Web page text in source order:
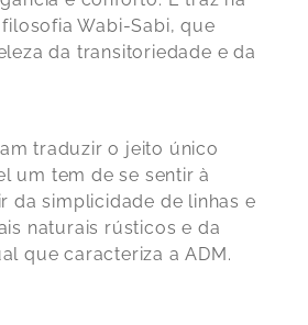
Wabi-Sabi, que
da transitoriedade e da
traduzir o jeito único
um tem de se sentir à
da simplicidade de linhas e
naturais rústicos e da
que caracteriza a ADM.